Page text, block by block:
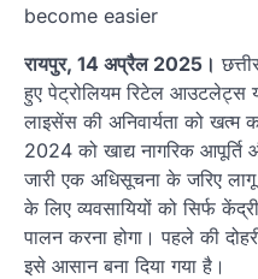
become easier
रायपुर, 14 अप्रैल 2025।
हुए पेट्रोलियम रिटेल आउटलेट्स
लाइसेंस की अनिवार्यता को खत्म
2024 को खाद्य नागरिक आपूर्ति
जारी एक अधिसूचना के जरिए
के लिए व्यवसायियों को सिर्फ
पालन करना होगा। पहले की
इसे आसान बना दिया गया है।